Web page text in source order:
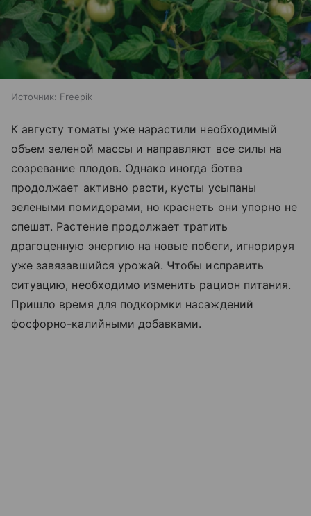
Источник: Freepik
К августу томаты уже нарастили необходимый
объем зеленой массы и направляют все силы на
созревание плодов. Однако иногда ботва
продолжает активно расти, кусты усыпаны
зелеными помидорами, но краснеть они упорно не
спешат. Растение продолжает тратить
драгоценную энергию на новые побеги, игнорируя
уже завязавшийся урожай. Чтобы исправить
ситуацию, необходимо изменить рацион питания.
Пришло время для подкормки насаждений
фосфорно-калийными добавками.